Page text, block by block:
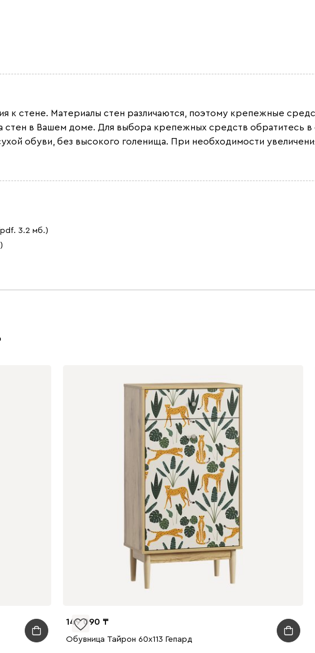
к стене. Материалы стен различаются, поэтому крепежные
стен в Вашем доме. Для выбора крепежных средств обратитесь в
обуви, без высокого голенища. При необходимости
3.2 мб.)
149 090
Обувница Тайрон 60x113 Гепард